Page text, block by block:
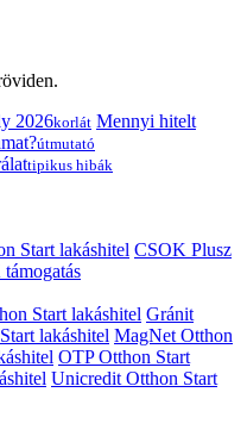
2026korlát Mennyi hitelt
útmutató
tipikus hibák
Start lakáshitel CSOK Plusz
Start lakáshitel Gránit
lakáshitel MagNet Otthon
OTP Otthon Start
Unicredit Otthon Start